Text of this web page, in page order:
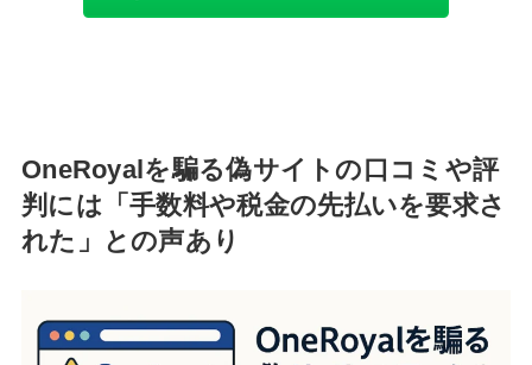
OneRoyalを騙る偽サイトの口コミや評
判には「手数料や税金の先払いを要求さ
れた」との声あり